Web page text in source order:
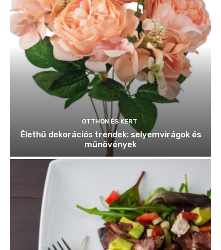
OTTHON ÉS KERT
Élethű dekorációs trendek: selyemvirágok és
műnövények